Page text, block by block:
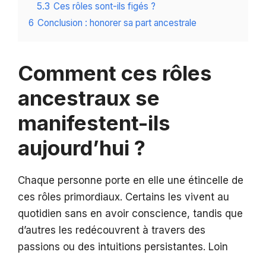
5.3 Ces rôles sont-ils figés ?
6 Conclusion : honorer sa part ancestrale
Comment ces rôles
ancestraux se
manifestent-ils
aujourd’hui ?
Chaque personne porte en elle une étincelle de
ces rôles primordiaux. Certains les vivent au
quotidien sans en avoir conscience, tandis que
d’autres les redécouvrent à travers des
passions ou des intuitions persistantes. Loin